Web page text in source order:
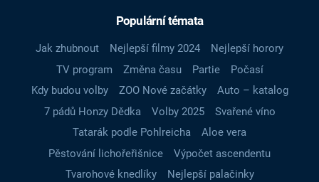
Populární témata
Jak zhubnout Nejlepší filmy 2024
Nejlepší horory
TV program
Změna času Partie
Počasí
Kdy budou volby
ZOO Nové začátky
Auto – katalog
7 pádů Honzy Dědka
Volby 2025
Svařené víno
Tatarák podle Pohlreicha
Aloe vera
Pěstování lichořeřišnice
Výpočet ascendentu
Tvarohové knedlíky
Nejlepší palačinky